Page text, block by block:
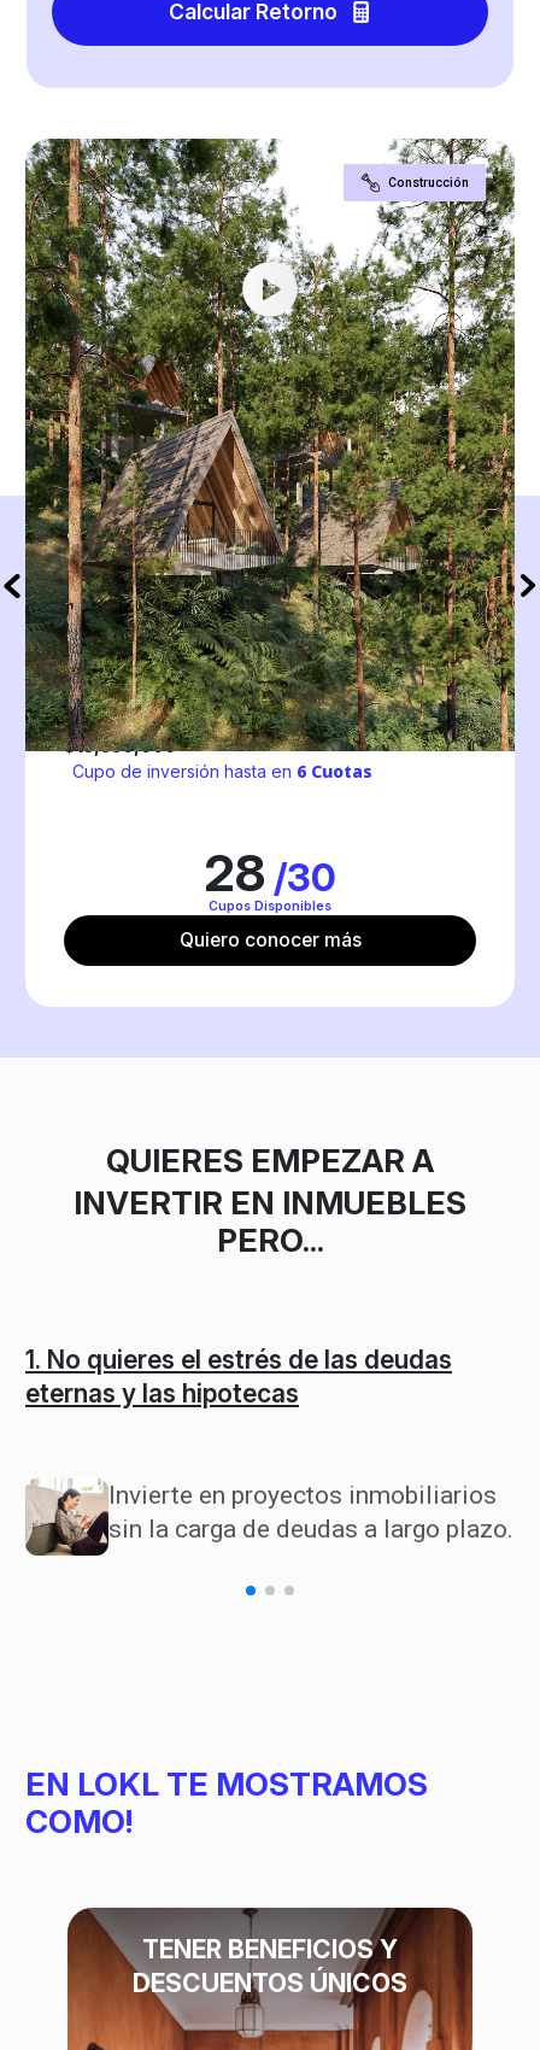
Calcular Retorno
Construcción
1personas viendo este proyecto
12-15%
ROI proyectado
$133,500
Valor por Unit
1175
# de partners
Nido de Agua
Guatape,Colombia
60 Alojamientos 40000 m² Tambo
Nido
Duneke
Bongo Madriguera
$13,350,000
Cupo de inversión hasta en 6 Cuotas
28 /30
Cupos Disponibles
Quiero conocer más
QUIERES EMPEZAR A
INVERTIR EN INMUEBLES
PERO...
1. No quieres el estrés de las deudas
eternas y las hipotecas
Invierte en proyectos inmobiliarios
sin la carga de deudas a largo plazo.
EN LOKL TE MOSTRAMOS
COMO!
TENER BENEFICIOS Y
DESCUENTOS ÚNICOS